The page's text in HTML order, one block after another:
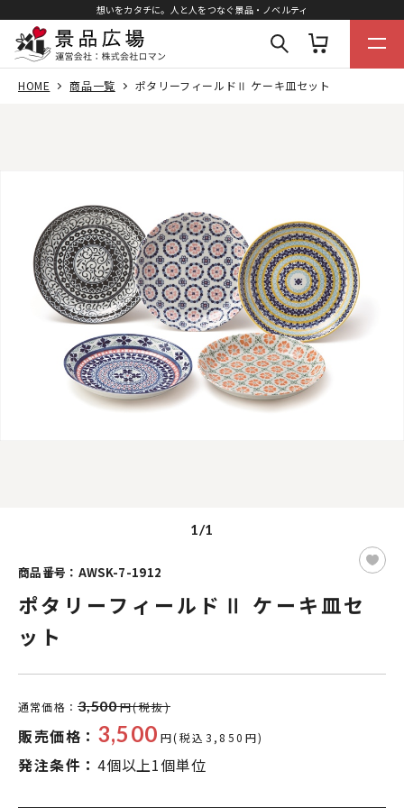
想いをカタチに。人と人をつなぐ景品・ノベルティ
HOME 商品一覧 ポタリーフィールドⅡ ケーキ皿セット
1/1
商品番号：AWSK-7-1912
ポタリーフィールドⅡ ケーキ皿セ
ット
通常価格： 3,500円(税抜)
販売価格： 3,500 円(税込3,850円)
発注条件： 4個以上1個単位